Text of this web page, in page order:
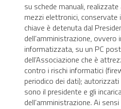
su schede manuali, realizzate
mezzi elettronici, conservate
chiave è detenuta dal
dell’amministrazione, ovvero
informatizzata, su un PC
dell’Associazione che è
contro i rischi informatici
periodico dei dati);
sono il presidente e gli
dell’amministrazione. Ai sensi